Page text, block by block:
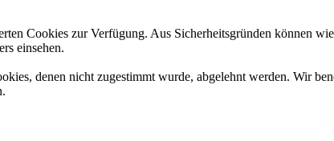
Cookies zur Verfügung. Aus Sicherheitsgründen können
einsehen.
denen nicht zugestimmt wurde, abgelehnt werden. Wir